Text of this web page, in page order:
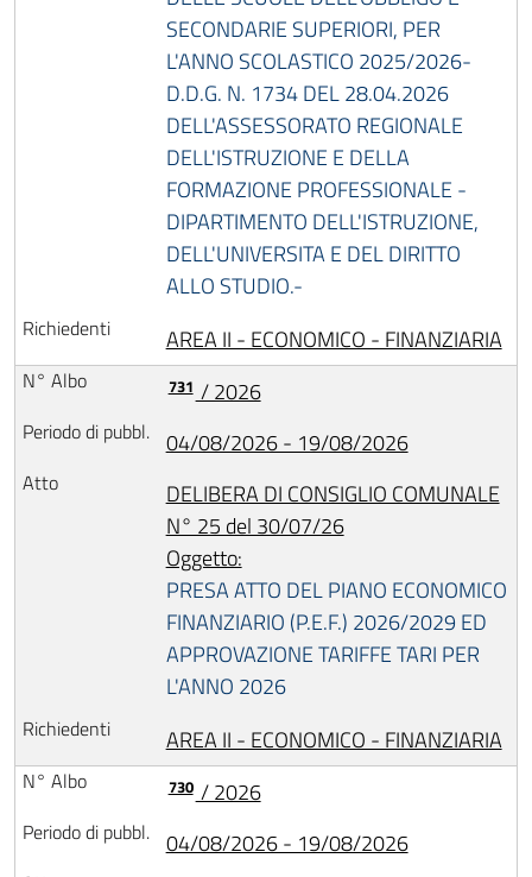
SECONDARIE SUPERIORI, PER
L'ANNO SCOLASTICO 2025/2026-
D.D.G. N. 1734 DEL 28.04.2026
DELL'ASSESSORATO REGIONALE
DELL'ISTRUZIONE E DELLA
FORMAZIONE PROFESSIONALE -
DIPARTIMENTO DELL'ISTRUZIONE,
DELL'UNIVERSITA E DEL DIRITTO
ALLO STUDIO.-
AREA II - ECONOMICO - FINANZIARIA
731 / 2026
04/08/2026 - 19/08/2026
DELIBERA DI CONSIGLIO COMUNALE
N° 25 del 30/07/26
Oggetto:
PRESA ATTO DEL PIANO ECONOMICO
FINANZIARIO (P.E.F.) 2026/2029 ED
APPROVAZIONE TARIFFE TARI PER
L'ANNO 2026
AREA II - ECONOMICO - FINANZIARIA
730 / 2026
04/08/2026 - 19/08/2026